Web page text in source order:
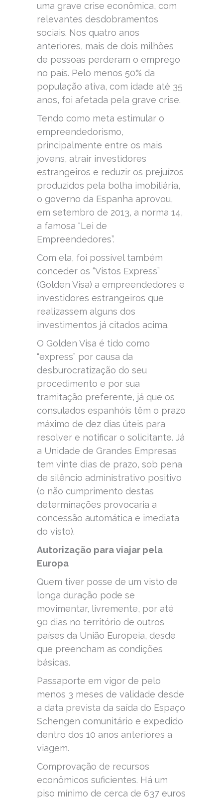
uma grave crise econômica, com
relevantes desdobramentos
sociais. Nos quatro anos
anteriores, mais de dois milhões
de pessoas perderam o emprego
no país. Pelo menos 50% da
população ativa, com idade até 35
anos, foi afetada pela grave crise.
Tendo como meta estimular o
empreendedorismo,
principalmente entre os mais
jovens, atrair investidores
estrangeiros e reduzir os prejuízos
produzidos pela bolha imobiliária,
o governo da Espanha aprovou,
em setembro de 2013, a norma 14,
a famosa “Lei de
Empreendedores”.
Com ela, foi possível também
conceder os “Vistos Express”
(Golden Visa) a empreendedores e
investidores estrangeiros que
realizassem alguns dos
investimentos já citados acima.
O Golden Visa é tido como
“express” por causa da
desburocratização do seu
procedimento e por sua
tramitação preferente, já que os
consulados espanhóis têm o prazo
máximo de dez dias úteis para
resolver e notificar o solicitante. Já
a Unidade de Grandes Empresas
tem vinte dias de prazo, sob pena
de silêncio administrativo positivo
(o não cumprimento destas
determinações provocaria a
concessão automática e imediata
do visto).
Autorização para viajar pela
Europa
Quem tiver posse de um visto de
longa duração pode se
movimentar, livremente, por até
90 dias no território de outros
países da União Europeia, desde
que preencham as condições
básicas.
Passaporte em vigor de pelo
menos 3 meses de validade desde
a data prevista da saída do Espaço
Schengen comunitário e expedido
dentro dos 10 anos anteriores a
viagem.
Comprovação de recursos
econômicos suficientes. Há um
piso mínimo de cerca de 637 euros